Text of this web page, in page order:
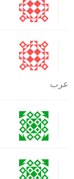
عرب